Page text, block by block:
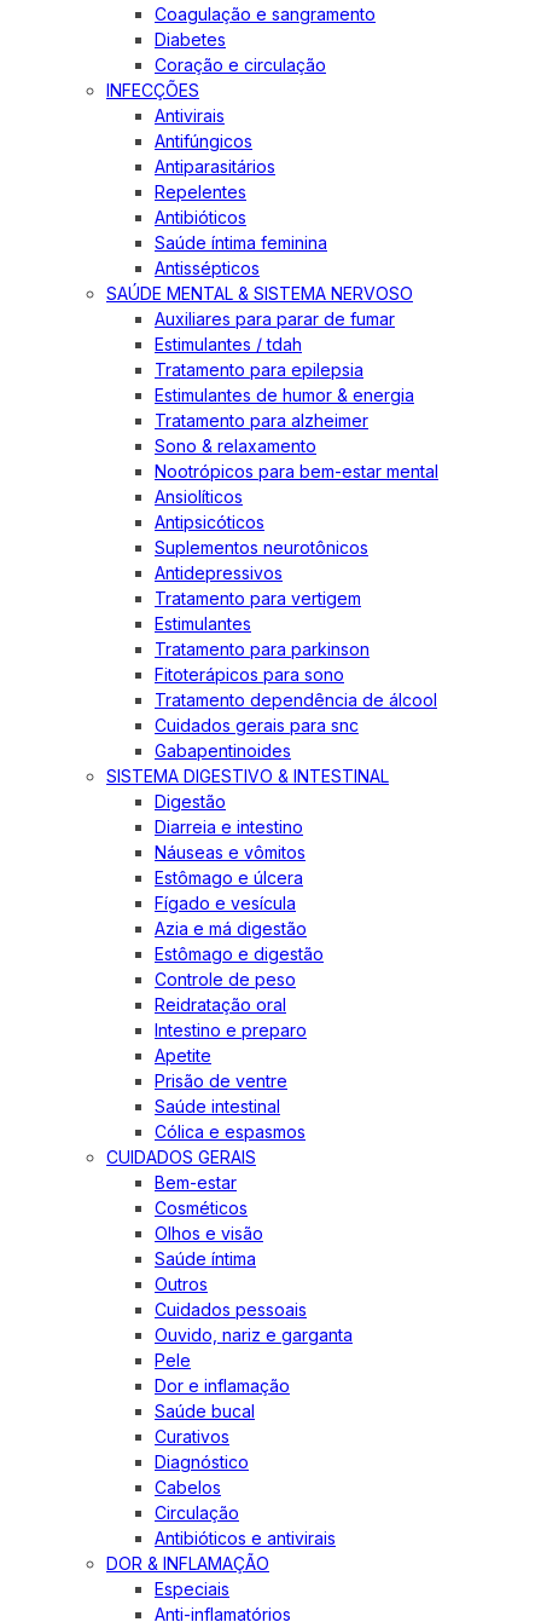
Coagulação e sangramento
Diabetes
Coração e circulação
INFECÇÕES
Antivirais
Antifúngicos
Antiparasitários
Repelentes
Antibióticos
Saúde íntima feminina
Antissépticos
SAÚDE MENTAL & SISTEMA NERVOSO
Auxiliares para parar de fumar
Estimulantes / tdah
Tratamento para epilepsia
Estimulantes de humor & energia
Tratamento para alzheimer
Sono & relaxamento
Nootrópicos para bem-estar mental
Ansiolíticos
Antipsicóticos
Suplementos neurotônicos
Antidepressivos
Tratamento para vertigem
Estimulantes
Tratamento para parkinson
Fitoterápicos para sono
Tratamento dependência de álcool
Cuidados gerais para snc
Gabapentinoides
SISTEMA DIGESTIVO & INTESTINAL
Digestão
Diarreia e intestino
Náuseas e vômitos
Estômago e úlcera
Fígado e vesícula
Azia e má digestão
Estômago e digestão
Controle de peso
Reidratação oral
Intestino e preparo
Apetite
Prisão de ventre
Saúde intestinal
Cólica e espasmos
CUIDADOS GERAIS
Bem-estar
Cosméticos
Olhos e visão
Saúde íntima
Outros
Cuidados pessoais
Ouvido, nariz e garganta
Pele
Dor e inflamação
Saúde bucal
Curativos
Diagnóstico
Cabelos
Circulação
Antibióticos e antivirais
DOR & INFLAMAÇÃO
Especiais
Anti-inflamatórios